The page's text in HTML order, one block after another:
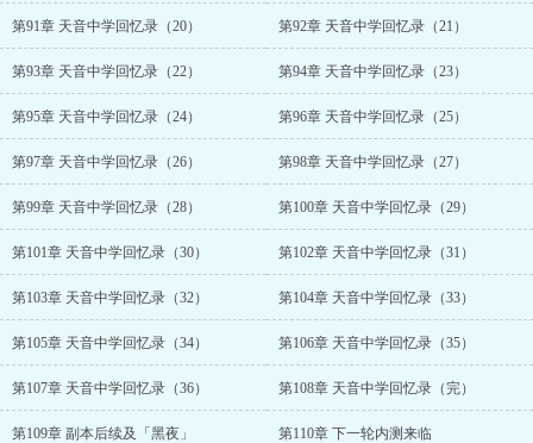
第91章 天音中学回忆录（20） 第92章 天音中学回忆录（21）
第93章 天音中学回忆录（22） 第94章 天音中学回忆录（23）
第95章 天音中学回忆录（24） 第96章 天音中学回忆录（25）
第97章 天音中学回忆录（26） 第98章 天音中学回忆录（27）
第99章 天音中学回忆录（28） 第100章 天音中学回忆录（29）
第101章 天音中学回忆录（30） 第102章 天音中学回忆录（31）
第103章 天音中学回忆录（32） 第104章 天音中学回忆录（33）
第105章 天音中学回忆录（34） 第106章 天音中学回忆录（35）
第107章 天音中学回忆录（36） 第108章 天音中学回忆录（完）
第109章 副本后续及「黑夜」 第110章 下一轮内测来临